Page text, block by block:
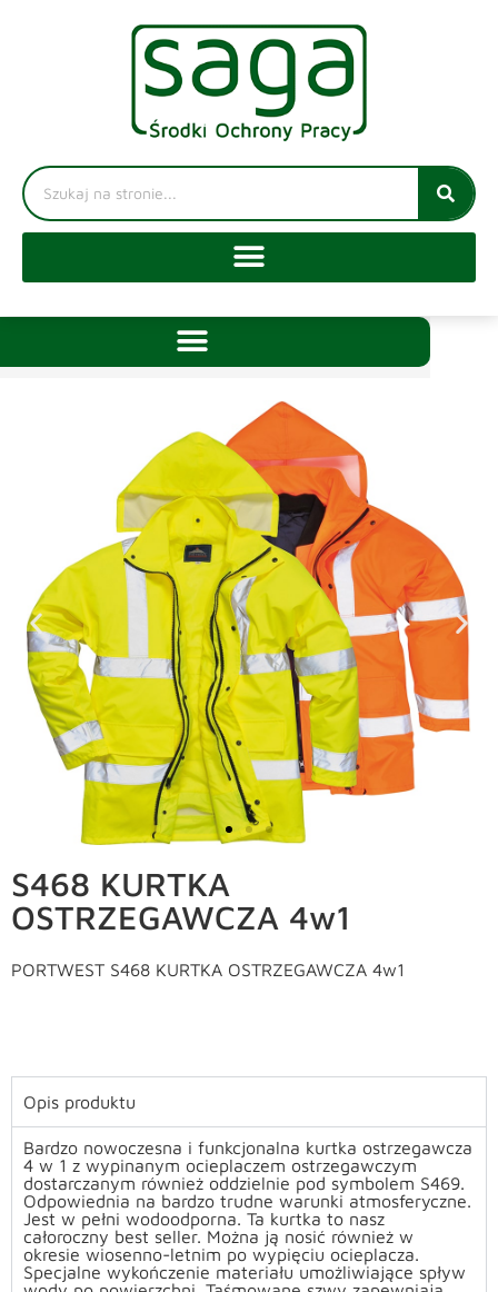
S468 KURTKA
OSTRZEGAWCZA 4w1
PORTWEST S468 KURTKA OSTRZEGAWCZA 4w1
Opis produktu
Bardzo nowoczesna i funkcjonalna kurtka ostrzegawcza
4 w 1 z wypinanym ocieplaczem ostrzegawczym
dostarczanym również oddzielnie pod symbolem S469.
Odpowiednia na bardzo trudne warunki atmosferyczne.
Jest w pełni wodoodporna. Ta kurtka to nasz
całoroczny best seller. Można ją nosić również w
okresie wiosenno-letnim po wypięciu ocieplacza.
Specjalne wykończenie materiału umożliwiające spływ